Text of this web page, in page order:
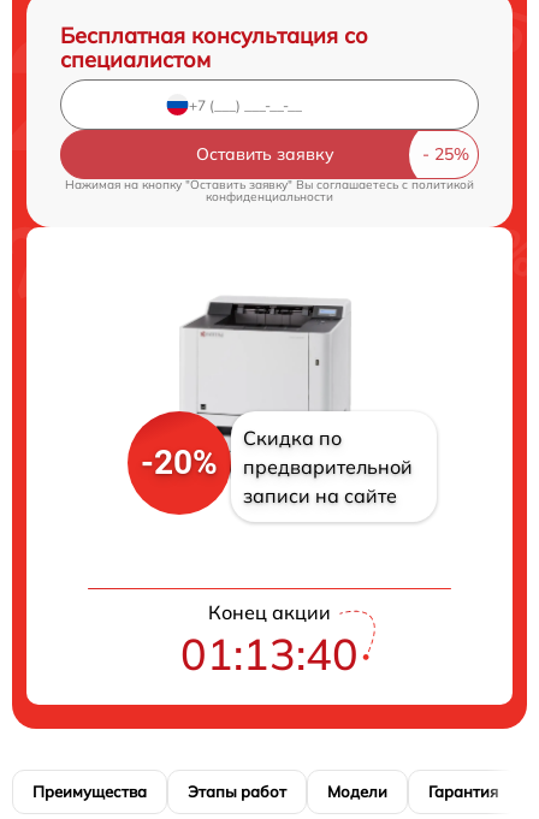
Бесплатная консультация со
специалистом
Оставить заявку
Нажимая на кнопку "Оставить заявку" Вы соглашаетесь c политикой
конфиденциальности
-20%
Скидка по
предварительной
записи на сайте
Конец акции
01:13:39
Преимущества Этапы работ Модели Гарантия